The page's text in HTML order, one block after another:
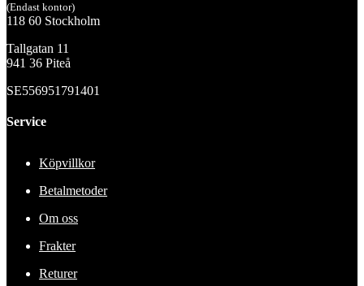
(Endast kontor)
118 60 Stockholm
Tallgatan 11
941 36 Piteå
SE556951791401
Service
Köpvillkor
Betalmetoder
Om oss
Frakter
Returer